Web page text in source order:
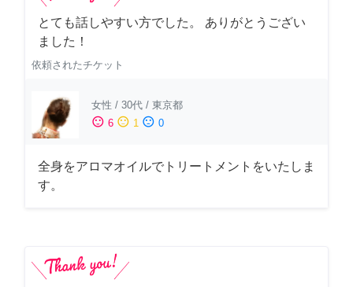
とても話しやすい方でした。 ありがとうござい
ました！
依頼されたチケット
女性 / 30代 / 東京都
sentiment_satisfied 6 sentiment_neutral 1 sentiment_dissatisfied 0
全身をアロマオイルでトリートメントをいたしま
す。